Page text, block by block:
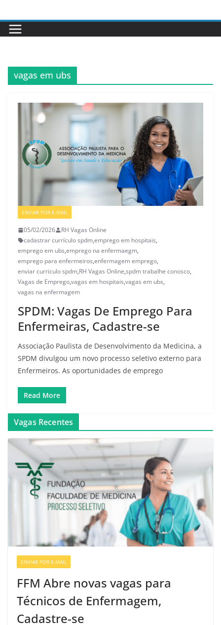
para
o
vagas em ubs
ENVIAR POR E-MAIL
05/02/2026
RH Vagas Online
cadastrar currículo spdm,emprego em hospitais,
emprego em ubs,emprego na enfermaegm,
emprego para enfermeiros,enfermagem emprego,
enviar curriculo spdm,RH Vagas Online,spdm trabalhe conosco,
Vagas de Emprego,vagas em hospitais,vagas em ubs,
vagas na enfermagem
SPDM: Vagas De Emprego Para
Enfermeiras, Cadastre-se
Associação Paulista de Desenvolvimento da Medicina, a
SPDM divulgou um novo processo seletivo externo para
Enfermeiros. As oportunidades de emprego
Read More
Vagas Recentes
ENVIAR POR E-MAIL
FFM Abre novas vagas para
Técnicos de Enfermagem,
Cadastre-se